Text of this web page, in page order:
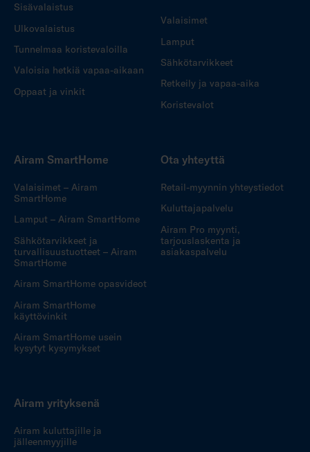
Sisävalaistus
Ulkovalaistus
Tunnelmaa koristevaloilla
Valoisia hetkiä vapaa-aikaan
Oppaat ja vinkit
Valaisimet
Lamput
Sähkötarvikkeet
Retkeily ja vapaa-aika
Koristevalot
Airam SmartHome
Valaisimet – Airam
SmartHome
Lamput – Airam SmartHome
Sähkötarvikkeet ja
turvallisuustuotteet – Airam
SmartHome
Airam SmartHome opasvideot
Airam SmartHome
käyttövinkit
Airam SmartHome usein
kysytyt kysymykset
Ota yhteyttä
Retail-myynnin yhteystiedot
Kuluttajapalvelu
Airam Pro myynti,
tarjouslaskenta ja
asiakaspalvelu
Airam yrityksenä
Airam kuluttajille ja
jälleenmyyjille